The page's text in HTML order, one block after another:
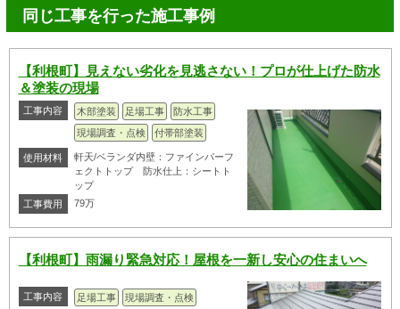
同じ工事を行った施工事例
【利根町】見えない劣化を見逃さない！プロが仕上げた防水
＆塗装の現場
工事内容 木部塗装 足場工事
防水工事
現場調査・点検
付帯部塗装
使用材料
軒天/ベランダ内壁：ファインパーフ
ェクトトップ 防水仕上：シートト
ップ
工事費用
79万
【利根町】雨漏り緊急対応！屋根を一新し安心の住まいへ
工事内容 足場工事
現場調査・点検